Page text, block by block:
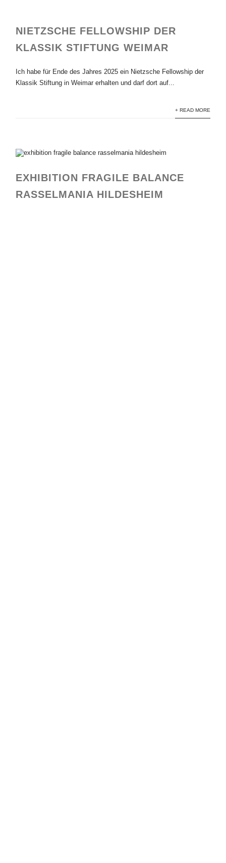
NIETZSCHE FELLOWSHIP DER
KLASSIK STIFTUNG WEIMAR
Ich habe für Ende des Jahres 2025 ein Nietzsche Fellowship der
Klassik Stiftung in Weimar erhalten und darf dort auf...
+ READ MORE
EXHIBITION FRAGILE BALANCE
RASSELMANIA HILDESHEIM